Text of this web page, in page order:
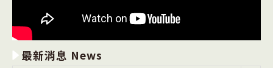
最新消息 News